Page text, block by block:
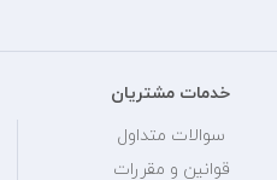
خدمات مشتریان
سوالات متداول
قوانین و مقررات